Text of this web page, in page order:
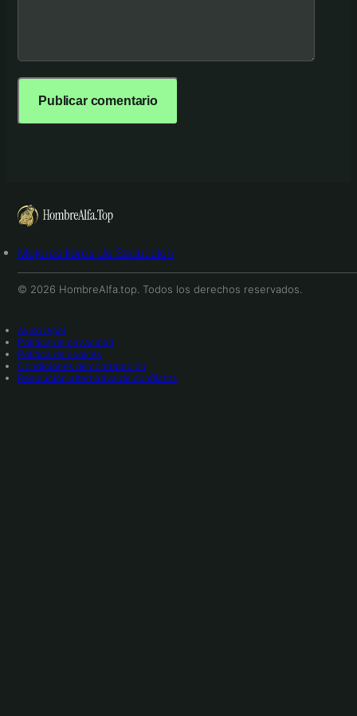
Mejores libros de Seducción
© 2026 HombreAlfa.top. Todos los derechos reservados.
Aviso legal
Política de privacidad
Política de cookies
Condiciones de contratación
Resolución alternativa de conflictos